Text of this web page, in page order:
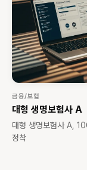
금융/보험
대형 생명보험사 A
대형 생명보험사 A,
정착